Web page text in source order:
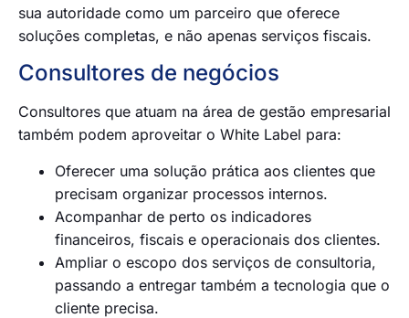
sua autoridade como um parceiro que oferece
soluções completas, e não apenas serviços fiscais.
Consultores de negócios
Consultores que atuam na área de gestão empresarial
também podem aproveitar o White Label para:
Oferecer uma solução prática aos clientes que
precisam organizar processos internos.
Acompanhar de perto os indicadores
financeiros, fiscais e operacionais dos clientes.
Ampliar o escopo dos serviços de consultoria,
passando a entregar também a tecnologia que o
cliente precisa.